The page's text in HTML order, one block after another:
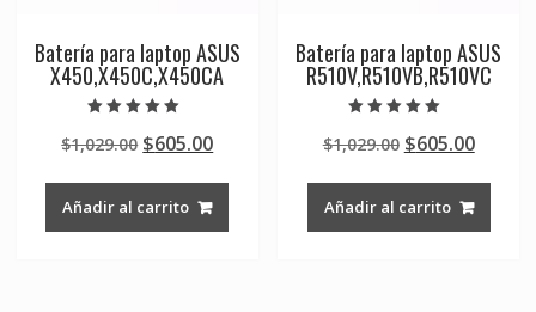
Batería para laptop ASUS
X450,X450C,X450CA
5.00
de 5
$1,029.00 Original
was:
$1,029.00.
$605.00Current
Añadir al carrito
Batería para laptop ASUS
R510V,R510VB,R510VC
5.00
de 5
$1,029.00 Original
was:
$1,029.00.
$605.00
Añadir al carrito